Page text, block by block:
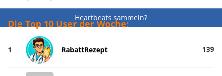
Heartbeats sammeln?
Die Top 10 User der Woche:
1 RabattRezept 139